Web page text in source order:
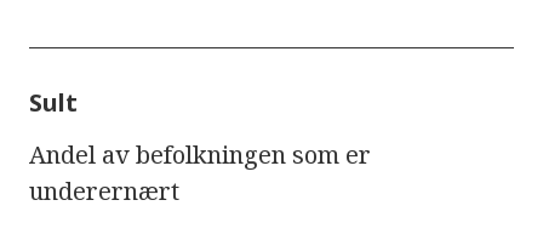
Sult
Andel av befolkningen som er
underernært